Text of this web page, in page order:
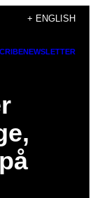
+ ENGLISH
NEWSLETTER